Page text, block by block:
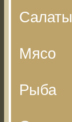
Салаты
Мясо
Рыба